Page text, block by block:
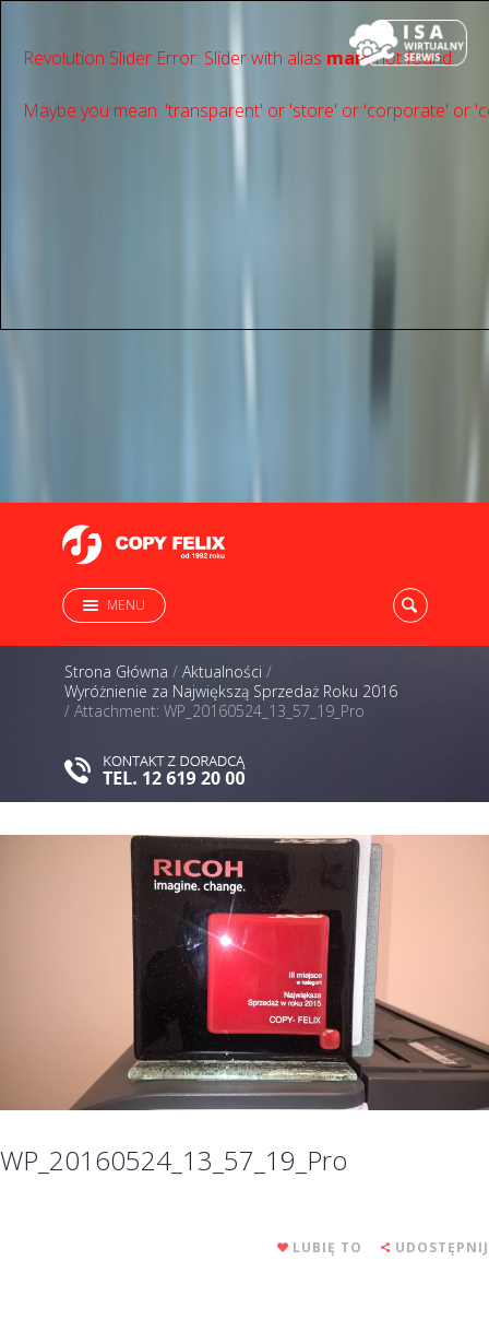
Revolution Slider Error: Slider with alias mainnot found.
Maybe you mean: 'transparent' or 'store' or 'сorporate' or
MENU
Strona Główna / Aktualności /
Wyróżnienie za Największą Sprzedaż Roku 2016
/ Attachment: WP_20160524_13_57_19_Pro
WP_20160524_13_57_19_Pro
LUBIĘ TO UDOSTĘPNIJ